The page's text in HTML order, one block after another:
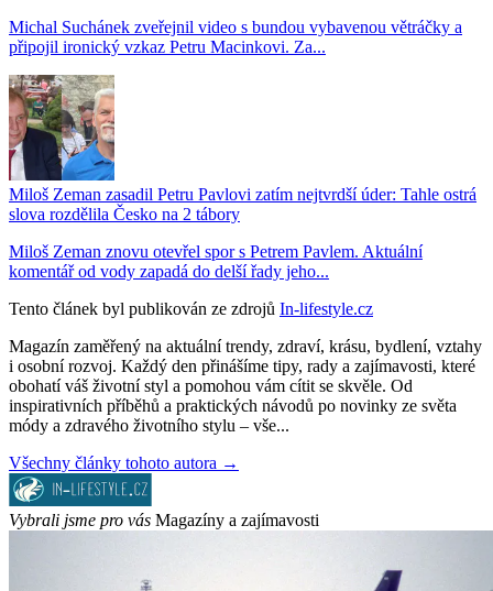
Michal Suchánek zveřejnil video s bundou vybavenou větráčky a
připojil ironický vzkaz Petru Macinkovi. Za...
Miloš Zeman zasadil Petru Pavlovi zatím nejtvrdší úder: Tahle ostrá
slova rozdělila Česko na 2 tábory
Miloš Zeman znovu otevřel spor s Petrem Pavlem. Aktuální
komentář od vody zapadá do delší řady jeho...
Tento článek byl publikován ze zdrojů In-lifestyle.cz
Magazín zaměřený na aktuální trendy, zdraví, krásu, bydlení, vztahy
i osobní rozvoj. Každý den přinášíme tipy, rady a zajímavosti, které
obohatí váš životní styl a pomohou vám cítit se skvěle. Od
inspirativních příběhů a praktických návodů po novinky ze světa
módy a zdravého životního stylu – vše...
Všechny články tohoto autora →
Vybrali jsme pro vás Magazíny a zajímavosti